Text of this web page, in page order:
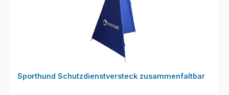
Sporthund Schutzdienstversteck zusammenfaltbar